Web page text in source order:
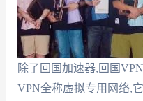
除了回国加速器,回国
VPN全称虚拟专用网络,